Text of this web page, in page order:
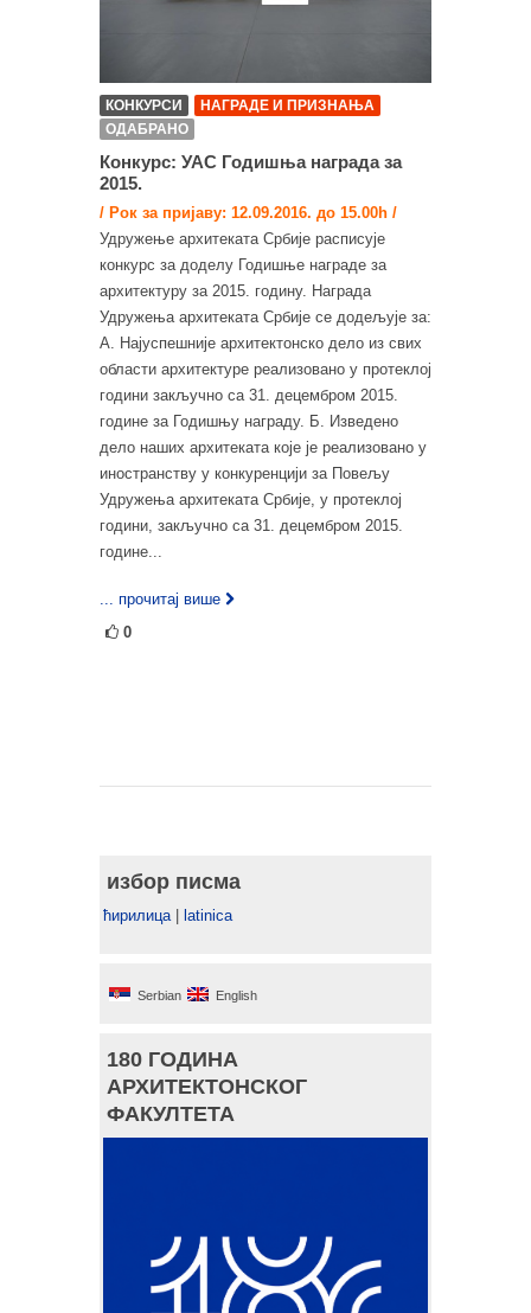
КОНКУРСИ
НАГРАДЕ И ПРИЗНАЊА
ОДАБРАНО
Конкурс: УАС Годишња награда за
2015.
/ Рок за пријаву: 12.09.2016. до 15.00h /
Удружење архитеката Србије расписује
конкурс за доделу Годишње награде за
архитектуру за 2015. годину. Награда
Удружења архитеката Србије се додељује за:
А. Најуспешније архитектонско дело из свих
области архитектуре реализовано у протеклој
години закључно са 31. децембром 2015.
године за Годишњу награду. Б. Изведено
дело наших архитеката које је реализовано у
иностранству у конкуренцији за Повељу
Удружења архитеката Србије, у протеклој
години, закључно са 31. децембром 2015.
године...
... прочитај више
0
избор писма
ћирилица latinica
Serbian English
180 ГОДИНА
АРХИТЕКТОНСКОГ
ФАКУЛТЕТА